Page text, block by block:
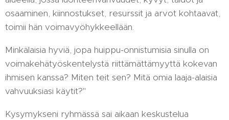
osaaminen, kiinnostukset, resurssit ja arvot kohtaavat,
toimii hän voimavyöhykkeellään.
Minkälaisia hyviä, jopa huippu-onnistumisia sinulla on
voimakehätyöskentelystä riittämättämyyttä kokevan
ihmisen kanssa? Miten teit sen? Mitä omia laaja-alaisia
vahvuuksiasi käytit?"
Kysymykseni ryhmässä sai aikaan keskustelua